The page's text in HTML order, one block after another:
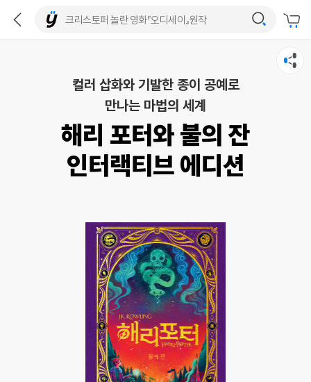
컬러 삽화와 기발한 종이 공예로
만나는 마법의 세계
해리 포터와 불의 잔
인터랙티브 에디션